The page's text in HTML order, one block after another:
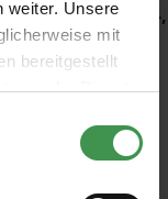
weiter. Unsere
mit
bereitgestellt
der Dienste